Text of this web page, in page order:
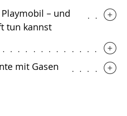
– und
tun kannst
mit Gasen